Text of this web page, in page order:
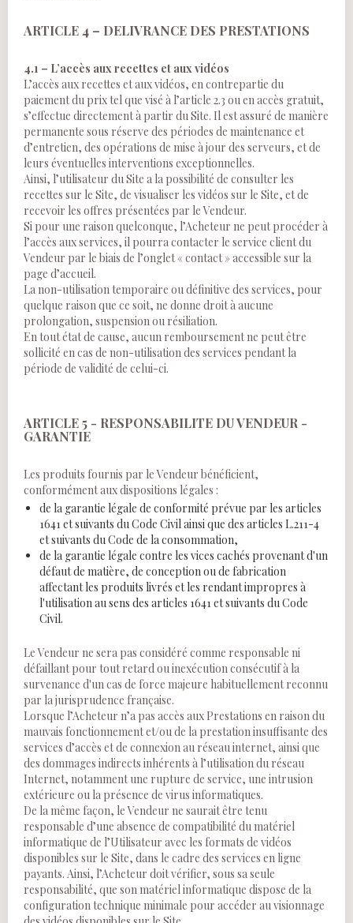
ARTICLE 4 – DELIVRANCE DES PRESTATIONS
4.1 – L’accès aux recettes et aux vidéos
L’accès aux recettes et aux vidéos, en contrepartie du
paiement du prix tel que visé à l’article 2.3 ou en accès gratuit,
s’effectue directement à partir du Site. Il est assuré de manière
permanente sous réserve des périodes de maintenance et
d’entretien, des opérations de mise à jour des serveurs, et de
leurs éventuelles interventions exceptionnelles.
Ainsi, l’utilisateur du Site a la possibilité de consulter les
recettes sur le Site, de visualiser les vidéos sur le Site, et de
recevoir les offres présentées par le Vendeur.
Si pour une raison quelconque, l’Acheteur ne peut procéder à
l’accès aux services, il pourra contacter le service client du
Vendeur par le biais de l’onglet « contact » accessible sur la
page d’accueil.
La non-utilisation temporaire ou définitive des services, pour
quelque raison que ce soit, ne donne droit à aucune
prolongation, suspension ou résiliation.
En tout état de cause, aucun remboursement ne peut être
sollicité en cas de non-utilisation des services pendant la
période de validité de celui-ci.
ARTICLE 5 - RESPONSABILITE DU VENDEUR -
GARANTIE
Les produits fournis par le Vendeur bénéficient,
conformément aux dispositions légales :
de la garantie légale de conformité prévue par les articles
1641 et suivants du Code Civil ainsi que des articles L.211-4
et suivants du Code de la consommation,
de la garantie légale contre les vices cachés provenant d'un
défaut de matière, de conception ou de fabrication
affectant les produits livrés et les rendant impropres à
l'utilisation au sens des articles 1641 et suivants du Code
Civil.
Le Vendeur ne sera pas considéré comme responsable ni
défaillant pour tout retard ou inexécution consécutif à la
survenance d'un cas de force majeure habituellement reconnu
par la jurisprudence française.
Lorsque l’Acheteur n’a pas accès aux Prestations en raison du
mauvais fonctionnement et/ou de la prestation insuffisante des
services d’accès et de connexion au réseau internet, ainsi que
des dommages indirects inhérents à l’utilisation du réseau
Internet, notamment une rupture de service, une intrusion
extérieure ou la présence de virus informatiques.
De la même façon, le Vendeur ne saurait être tenu
responsable d’une absence de compatibilité du matériel
informatique de l’Utilisateur avec les formats de vidéos
disponibles sur le Site, dans le cadre des services en ligne
payants. Ainsi, l’Acheteur doit vérifier, sous sa seule
responsabilité, que son matériel informatique dispose de la
configuration technique minimale pour accéder au visionnage